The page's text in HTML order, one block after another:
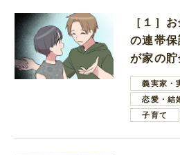
［１］
の連帯
が家の
しいと
義実家・
恋愛・結
子育て